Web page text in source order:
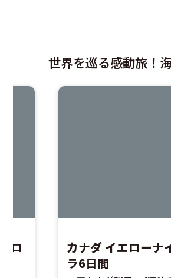
世界を巡る感動旅！
ロ
カナダ イエローナ
ラ6日間